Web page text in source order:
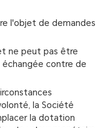
l'objet de demandes
ne peut pas être
contre de
la Société
la dotation